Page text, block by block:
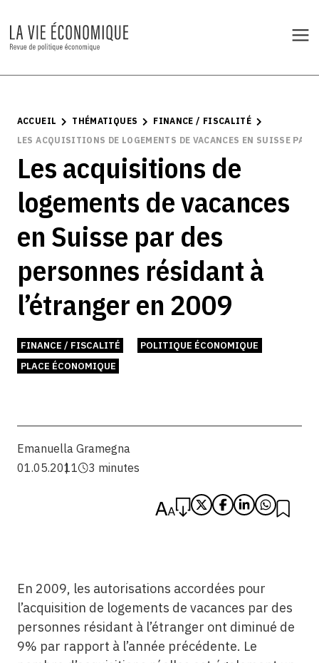
ACCUEIL THÉMATIQUES
FINANCE / FISCALITÉ
LES ACQUISITIONS DE LOGEMENTS DE VACANCES EN SUISSE PAR
Les acquisitions de
logements de vacances
en Suisse par des
personnes résidant à
l’étranger en 2009
FINANCE / FISCALITÉ
POLITIQUE ÉCONOMIQUE
PLACE ÉCONOMIQUE
Emanuella Gramegna
01.05.2011
3 minutes
En 2009, les autorisations accordées pour
l’acquisition de logements de vacances par des
personnes résidant à l’étranger ont diminué de
9% par rapport à l’année précédente. Le